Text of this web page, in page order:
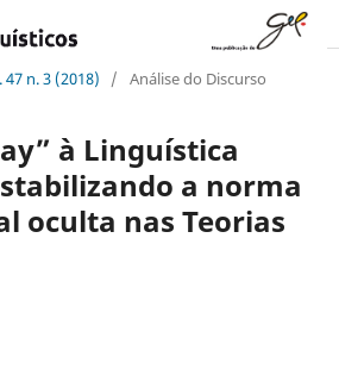
47 n. 3 (2018) / Análise do Discurso
à Linguística
a norma
oculta nas Teorias